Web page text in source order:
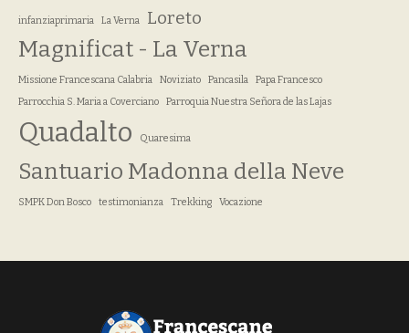
infanziaprimaria La Verna Loreto
Magnificat - La Verna
Missione Francescana Calabria Noviziato Pancasila
Papa Francesco
Parrocchia S. Maria a Coverciano
Parroquia Nuestra Señora de las Lajas
Quadalto Quaresima
Santuario Madonna della Neve
SMPK Don Bosco testimonianza Trekking Vocazione